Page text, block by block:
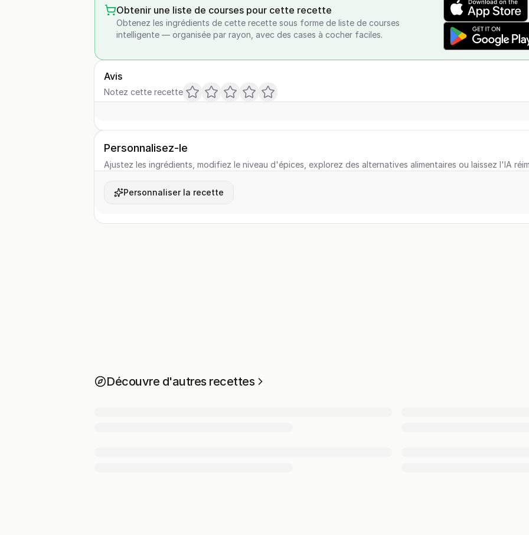
Obtenir une liste de courses pour cette recette
Obtenez les ingrédients de cette recette sous forme de liste de courses
intelligente — organisée par rayon, avec des cases à cocher faciles.
Avis
Notez cette recette
Personnalisez-le
Ajustez les ingrédients, modifiez le niveau d'épices, explorez des alternatives alimentaires ou laissez l'IA
Personnaliser la recette
Découvre d'autres recettes